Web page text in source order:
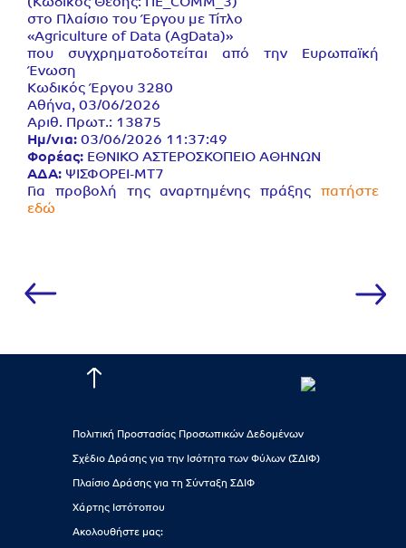
(Κωδικός Θέσης: ΠΕ_COMM_3)
στο Πλαίσιο του Έργου με Τίτλο
«Agriculture of Data (AgData)»
που συγχρηματοδοτείται από την Ευρωπαϊκή
Ένωση
Κωδικός Έργου 3280
Αθήνα, 03/06/2026
Αριθ. Πρωτ.: 13875
Ημ/νια: 03/06/2026 11:37:49
Φορέας: ΕΘΝΙΚΟ ΑΣΤΕΡΟΣΚΟΠΕΙΟ ΑΘΗΝΩΝ
ΑΔΑ: ΨΙΣΦΟΡΕΙ-ΜΤ7
Για προβολή της αναρτημένης πράξης πατήστε
εδώ
Πολιτική Προστασίας Προσωπικών Δεδομένων
Σχέδιο Δράσης για την Ισότητα των Φύλων (ΣΔΙΦ)
Πλαίσιο Δράσης για τη Σύνταξη ΣΔΙΦ
Χάρτης Ιστότοπου
Ακολουθήστε μας: